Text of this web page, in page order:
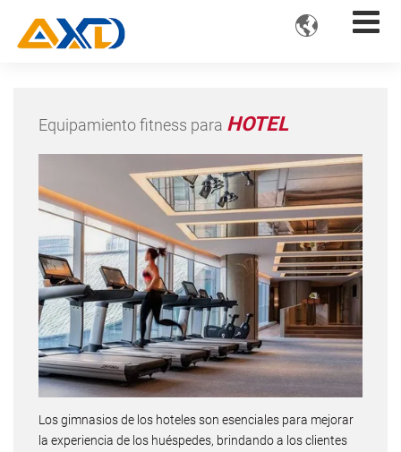

Equipamiento fitness para HOTEL
Los gimnasios de los hoteles son esenciales para mejorar
la experiencia de los huéspedes, brindando a los clientes